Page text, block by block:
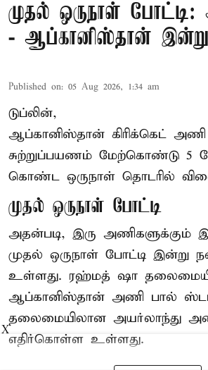
முதல் ஒருநாள் போட்டி:
- ஆப்கானிஸ்தான்
Published on: 05 Aug 2026, 1:34 am
டுப்லின்,
ஆப்கானிஸ்தான் கிரிக்கெட் அணி
சுற்றுப்பயணம் மேற்கொண்டு 5
கொண்ட ஒருநாள் தொடரில்
முதல் ஒருநாள் போட்டி
அதன்படி, இரு அணிகளுக்கும்
முதல் ஒருநாள் போட்டி இன்று
உள்ளது. ரஹ்மத் ஷா
ஆப்கானிஸ்தான் அணி பால்
தலைமையிலான அயர்லாந்து
எதிர்கொள்ள உள்ளது.
X